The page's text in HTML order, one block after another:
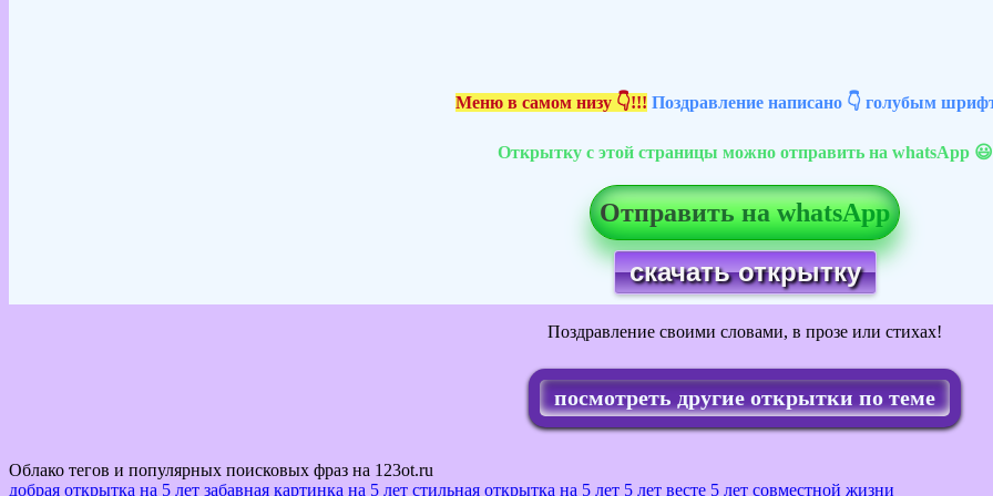
Меню в самом низу 👇!!! Поздравление написано 👇 голубым
Открытку с этой страницы можно отправить на whatsApp 😃
Отправить на whatsApp
скачать открытку
Поздравление своими словами, в прозе или стихах!
посмотреть другие открытки по теме
Облако тегов и популярных поисковых фраз на 123ot.ru
добрая открытка на 5 лет забавная картинка на 5 лет стильная открытка на 5 лет 5 лет весте 5 лет совместной жизни